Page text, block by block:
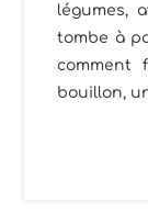
légumes,
tombe à
comment
bouillon,